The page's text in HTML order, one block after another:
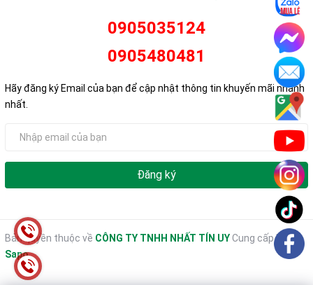
0905035124
0905480481
Hãy đăng ký Email của bạn để cập nhật thông tin khuyến mãi nhanh
nhất.
Đăng ký
Bản quyền thuộc về CÔNG TY TNHH NHẤT TÍN UYCung cấp bởi
Sapo